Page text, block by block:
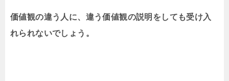
価値観の違う人に、違う価値観の説明をしても受け入
れられないでしょう。